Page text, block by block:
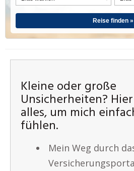
Reise finden »
Kleine oder große
Unsicherheiten?
alles, um mich
fühlen.
Mein Weg durch